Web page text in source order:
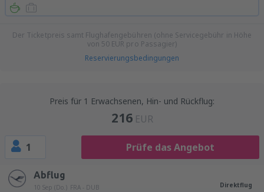
Der Ticketpreis samt Flughafengebühren (ohne Servicegebühr in Höhe
von 50 EUR pro Passagier)
Reservierungsbedingungen
Preis für 1 Erwachsenen, Hin- und Rückflug:
216 EUR
1 Prüfe das Angebot
Abflug
10 Sep (Do.) FRA - DUB Direktflug